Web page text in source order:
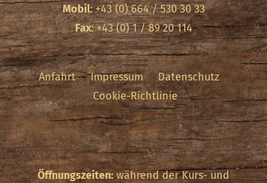
Mobil: +43 (0) 664 / 530 30 33
Fax: +43 (0) 1 / 89 20 114
Anfahrt Impressum
Datenschutz
Cookie-Richtlinie
Öffnungszeiten:während der Kurs- und